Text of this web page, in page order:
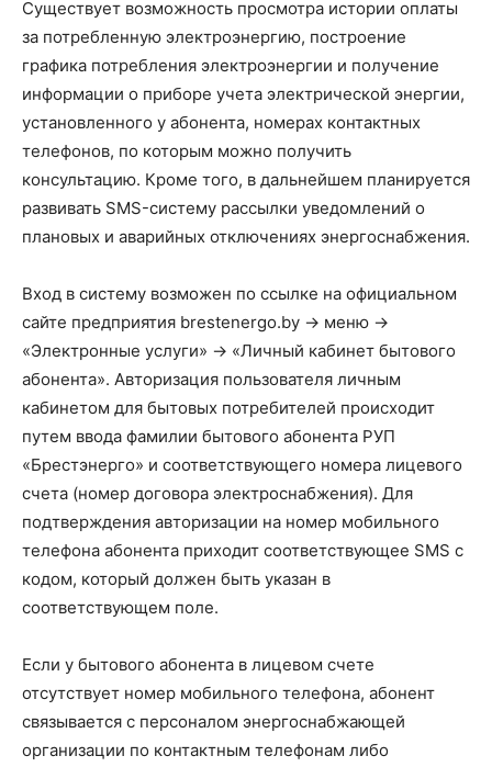
Существует возможность просмотра истории оплаты
за потребленную электроэнергию, построение
графика потребления электроэнергии и получение
информации о приборе учета электрической энергии,
установленного у абонента, номерах контактных
телефонов, по которым можно получить
консультацию. Кроме того, в дальнейшем планируется
развивать SMS-систему рассылки уведомлений о
плановых и аварийных отключениях энергоснабжения.
Вход в систему возможен по ссылке на официальном
сайте предприятия brestenergo.by -> меню ->
«Электронные услуги» -> «Личный кабинет бытового
абонента». Авторизация пользователя личным
кабинетом для бытовых потребителей происходит
путем ввода фамилии бытового абонента РУП
«Брестэнерго» и соответствующего номера лицевого
счета (номер договора электроснабжения). Для
подтверждения авторизации на номер мобильного
телефона абонента приходит соответствующее SMS с
кодом, который должен быть указан в
соответствующем поле.
Если у бытового абонента в лицевом счете
отсутствует номер мобильного телефона, абонент
связывается с персоналом энергоснабжающей
организации по контактным телефонам либо